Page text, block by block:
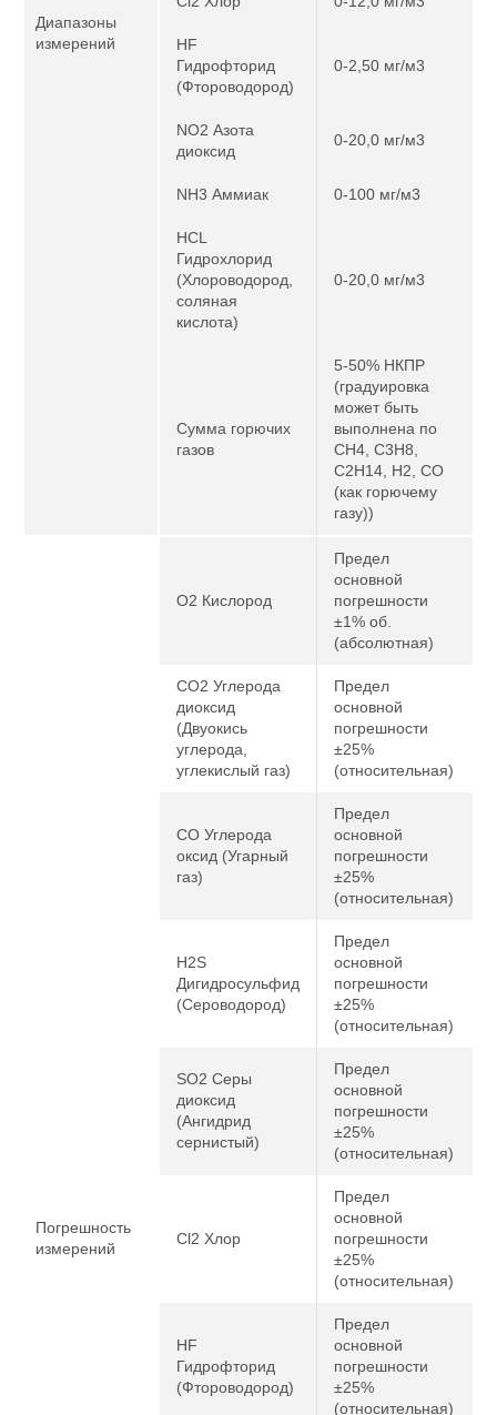
Диапазоны
измерений
HF
Гидрофторид
(Фтороводород)
0-2,50 мг/м3
NO2 Азота
диоксид
0-20,0 мг/м3
NH3 Аммиак 0-100 мг/м3
HCL
Гидрохлорид
(Хлороводород,
соляная
кислота)
0-20,0 мг/м3
Сумма горючих
газов
5-50% НКПР
(градуировка
может быть
выполнена по
CH4, C3H8,
C2H14, H2, CO
(как горючему
газу))
Погрешность
измерений
O2 Кислород
Предел
основной
погрешности
±1% об.
(абсолютная)
CO2 Углерода
диоксид
(Двуокись
углерода,
углекислый газ)
Предел
основной
погрешности
±25%
(относительная)
CO Углерода
оксид (Угарный
газ)
Предел
основной
погрешности
±25%
(относительная)
H2S
Дигидросульфид
(Сероводород)
Предел
основной
погрешности
±25%
(относительная)
SO2 Серы
диоксид
(Ангидрид
сернистый)
Предел
основной
погрешности
±25%
(относительная)
Cl2 Хлор
Предел
основной
погрешности
±25%
(относительная)
HF
Гидрофторид
(Фтороводород)
Предел
основной
погрешности
±25%
(относительная)